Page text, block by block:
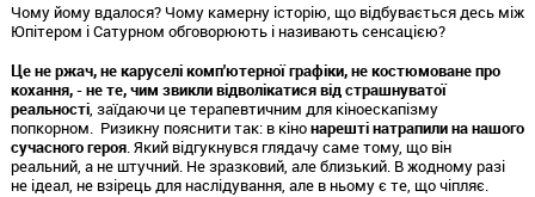
Чому йому вдалося? Чому камерну історію, що відбувається десь між
Юпітером і Сатурном обговорюють і називають сенсацією?
Це не ржач, не каруселі комп'ютерної графіки, не костюмоване про
кохання, - не те, чим звикли відволікатися від страшнуватої
реальності, заїдаючи це терапевтичним для кіноескапізму
попкорном. Ризикну пояснити так: в кінонарешті натрапили на нашого
сучасного героя. Який відгукнувся глядачу саме тому, що він
реальний, а не штучний. Не зразковий, але близький. В жодному разі
не ідеал, не взірець для наслідування, але в ньому є те, що чіпляє.